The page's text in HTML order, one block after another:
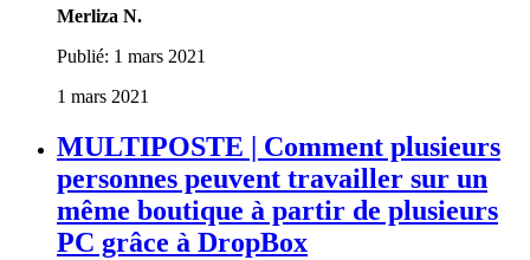
Merliza N.
Publié: 1 mars 2021
1 mars 2021
MULTIPOSTE | Comment plusieurs
personnes peuvent travailler sur un
même boutique à partir de plusieurs
PC grâce à DropBox